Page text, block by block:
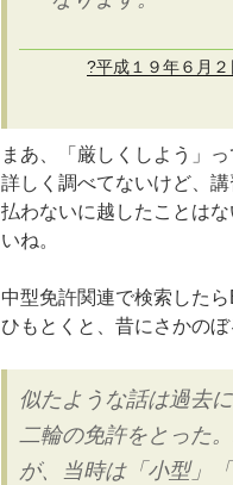
?平成１９年６月
まあ、「厳しくしよう」
詳しく調べてないけど、
払わないに越したことは
いね。
中型免許関連で検索した
ひもとくと、昔にさかのぼ
似たような話は過去
二輪の免許をとった
が、当時は「小型」